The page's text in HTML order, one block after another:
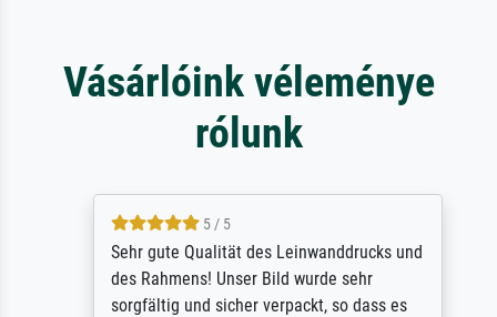
Vásárlóink véleménye
rólunk
5 / 5
Sehr gute Qualität des Leinwanddrucks und
des Rahmens! Unser Bild wurde sehr
sorgfältig und sicher verpackt, so dass es